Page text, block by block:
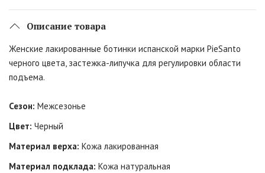
Описание товара
Женские лакированные ботинки испанской марки PieSanto
черного цвета, застежка-липучка для регулировки области
подъема.
Сезон: Межсезонье
Цвет: Черный
Материал верха: Кожа лакированная
Материал подклада: Кожа натуральная